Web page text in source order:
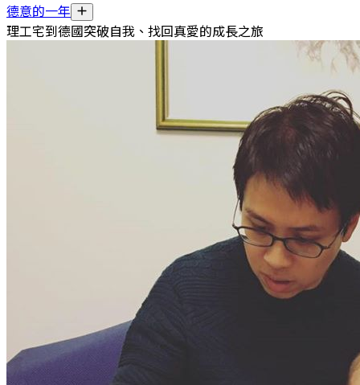
德意的一年
理工宅到德國突破自我、找回真愛的成長之旅